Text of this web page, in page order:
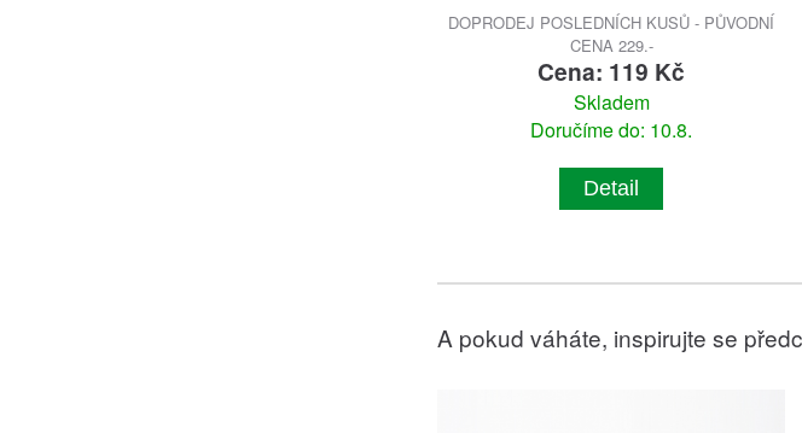
DOPRODEJ POSLEDNÍCH KUSŮ - PŮVODNÍ
CENA 229.-
Cena: 119 Kč
Skladem
Doručíme do: 10.8.
Detail
A pokud váháte, inspirujte se